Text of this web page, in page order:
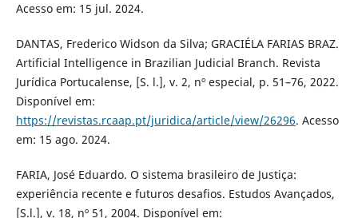
Acesso em: 15 jul. 2024.
DANTAS, Frederico Widson da Silva; GRACIÉLA FARIAS BRAZ.
Artificial Intelligence in Brazilian Judicial Branch. Revista
Jurídica Portucalense, [S. l.], v. 2, nº especial, p. 51–76, 2022.
Disponível em:
https://revistas.rcaap.pt/juridica/article/view/26296. Acesso
em: 15 ago. 2024.
FARIA, José Eduardo. O sistema brasileiro de Justiça:
experiência recente e futuros desafios. Estudos Avançados,
[S.l.], v. 18, nº 51, 2004. Disponível em: